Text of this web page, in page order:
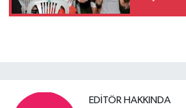
EDITÖR HAKKINDA